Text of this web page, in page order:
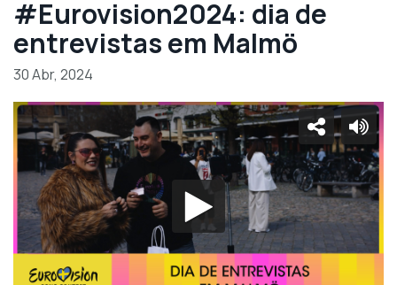
#Eurovision2024: dia de
entrevistas em Malmö
30 Abr, 2024